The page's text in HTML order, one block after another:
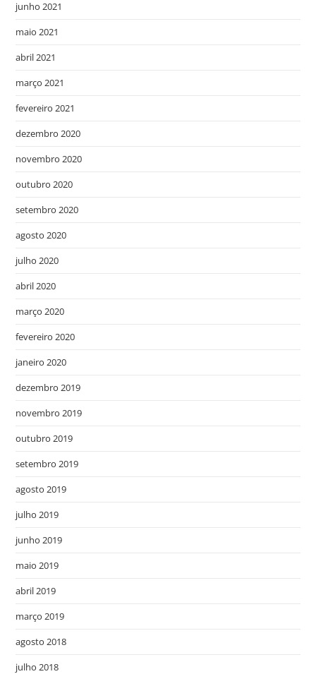
junho 2021
maio 2021
abril 2021
março 2021
fevereiro 2021
dezembro 2020
novembro 2020
outubro 2020
setembro 2020
agosto 2020
julho 2020
abril 2020
março 2020
fevereiro 2020
janeiro 2020
dezembro 2019
novembro 2019
outubro 2019
setembro 2019
agosto 2019
julho 2019
junho 2019
maio 2019
abril 2019
março 2019
agosto 2018
julho 2018